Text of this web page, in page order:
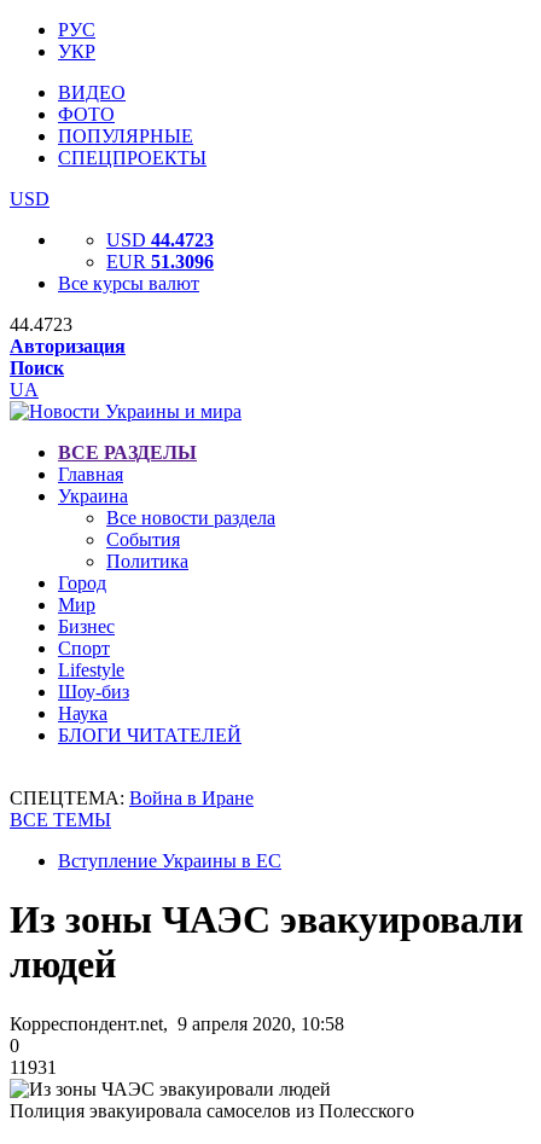
РУС
УКР
ВИДЕО
ФОТО
ПОПУЛЯРНЫЕ
СПЕЦПРОЕКТЫ
USD
USD 44.4723
EUR 51.3096
Все курсы валют
44.4723
Авторизация
Поиск
UA
ВСЕ РАЗДЕЛЫ
Главная
Украина
Все новости раздела
События
Политика
Город
Мир
Бизнес
Спорт
Lifestyle
Шоу-биз
Наука
БЛОГИ ЧИТАТЕЛЕЙ
СПЕЦТЕМА: Война в Иране
ВСЕ ТЕМЫ
Вступление Украины в ЕС
Из зоны ЧАЭС эвакуировали
людей
Корреспондент.net, 9 апреля 2020, 10:58
0
11931
Полиция эвакуировала самоселов из Полесского